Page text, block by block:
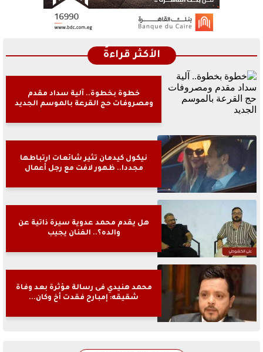
الأكثر قراءةً
خطوة بخطوة.. آلية سداد مقدم
ومصروفات حج القرعة بالموسم الجديد
نيكول كيدمان تثير شائعات ارتباطها
مجددا.. ظهور لافت مع رجل أعمال
هل يقدم محمد عدوية سيرة ذاتية عن
والده؟.. الفنان يجيب
محمد هنيدي فى رسالة مؤثرة بعد وفاة
شقيقه: إمبارح فقدت أخ وكان...